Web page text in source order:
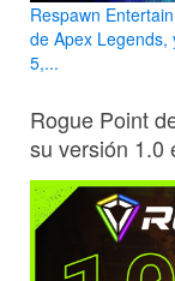
Respawn
de Apex Legends,
5,...
Rogue Point
su versión 1.0